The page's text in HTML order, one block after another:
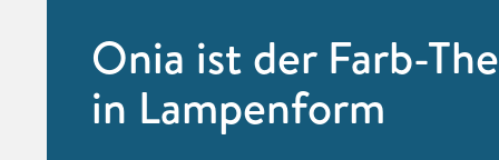
Onia ist der Farb-
in Lampenform